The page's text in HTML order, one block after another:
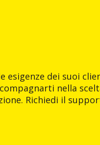
esigenze dei suoi
nella
Richiedi il